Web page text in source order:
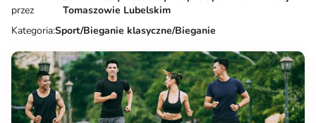
Pobierz aplikację:
przez
Tomaszowie Lubelskim
Kategoria:Sport/Bieganie klasyczne/Bieganie